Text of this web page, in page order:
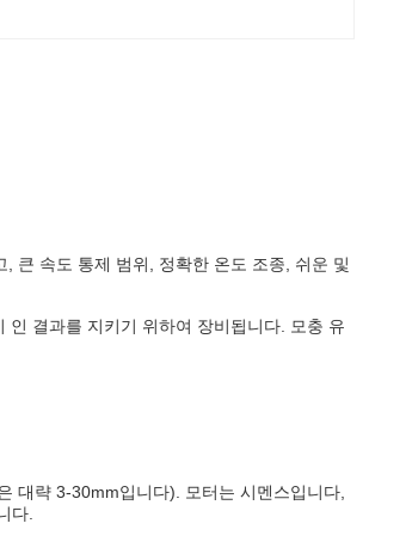
큰 속도 통제 범위, 정확한 온도 조종, 쉬운 및
결과를 지키기 위하여 장비됩니다. 모충 유
대략 3-30mm입니다). 모터는 시멘스입니다,
다.